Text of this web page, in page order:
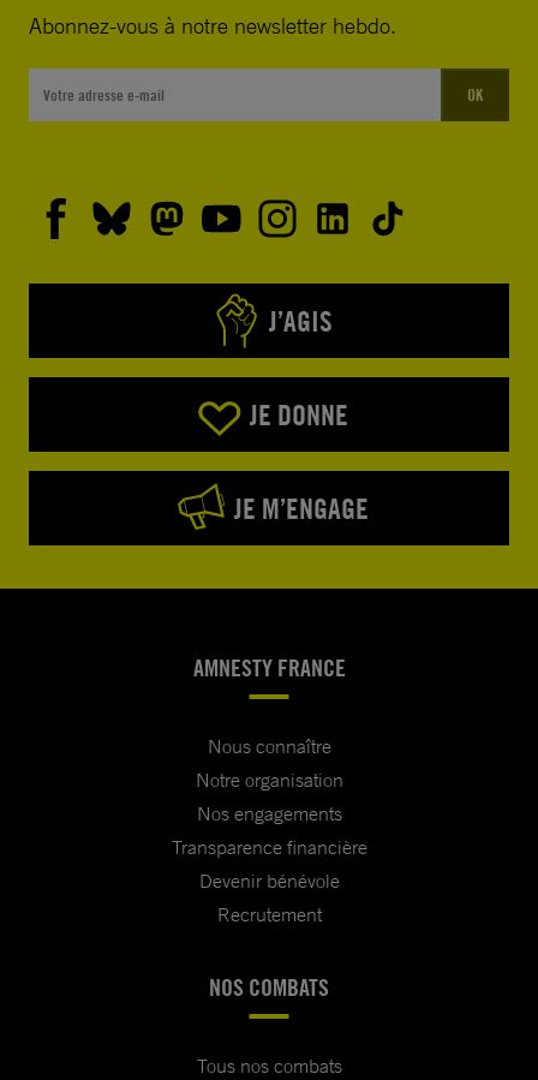
Abonnez-vous à notre newsletter hebdo.
OK
J’AGIS
JE DONNE
JE M’ENGAGE
AMNESTY FRANCE
Nous connaître
Notre organisation
Nos engagements
Transparence financière
Devenir bénévole
Recrutement
NOS COMBATS
Tous nos combats